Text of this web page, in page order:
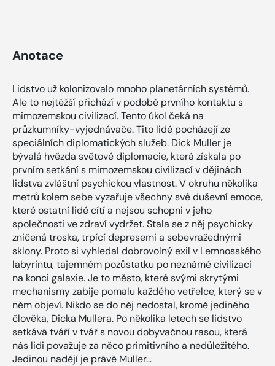
Anotace
Lidstvo už kolonizovalo mnoho planetárních systémů.
Ale to nejtěžší přichází v podobě prvního kontaktu s
mimozemskou civilizací. Tento úkol čeká na
průzkumníky-vyjednávače. Tito lidé pocházejí ze
speciálních diplomatických služeb. Dick Muller je
bývalá hvězda světové diplomacie, která získala po
prvním setkání s mimozemskou civilizací v dějinách
lidstva zvláštní psychickou vlastnost. V okruhu několika
metrů kolem sebe vyzařuje všechny své duševní emoce,
které ostatní lidé cítí a nejsou schopni v jeho
společnosti ve zdraví vydržet. Stala se z něj psychicky
zničená troska, trpící depresemi a sebevražednými
sklony. Proto si vyhledal dobrovolný exil v Lemnosského
labyrintu, tajemném pozůstatku po neznámé civilizaci
na konci galaxie. Je to město, které svými skrytými
mechanismy zabije pomalu každého vetřelce, který se v
něm objeví. Nikdo se do něj nedostal, kromě jediného
člověka, Dicka Mullera. Po několika letech se lidstvo
setkává tváří v tvář s novou dobyvačnou rasou, která
nás lidi považuje za něco primitivního a nedůležitého.
Jedinou nadějí je právě Muller…